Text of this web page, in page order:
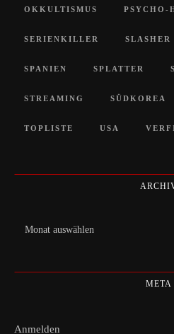
OKKULTISMUS PSYCHO-
SERIENKILLER SLASHER
SPANIEN SPLATTER
STREAMING SÜDKOREA
TOPLISTE USA
Archiv
META
Anmelden